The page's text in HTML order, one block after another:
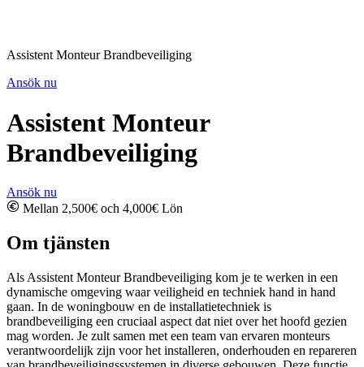
Assistent Monteur Brandbeveiliging
Ansök nu
Assistent Monteur
Brandbeveiliging
Ansök nu
Mellan 2,500€ och 4,000€ Lön
Om tjänsten
Als Assistent Monteur Brandbeveiliging kom je te werken in een
dynamische omgeving waar veiligheid en techniek hand in hand
gaan. In de woningbouw en de installatietechniek is
brandbeveiliging een cruciaal aspect dat niet over het hoofd gezien
mag worden. Je zult samen met een team van ervaren monteurs
verantwoordelijk zijn voor het installeren, onderhouden en repareren